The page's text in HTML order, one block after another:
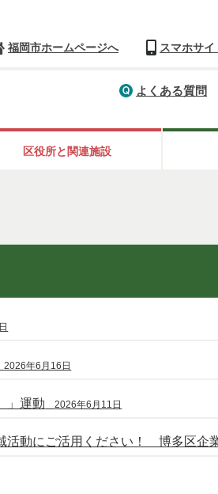
福岡市ホームページへ スマホサイ
よくある質問
区役所と関連施設
2026年6月16日
」運動 2026年6月11日
活動にご活用ください！ 博多区企